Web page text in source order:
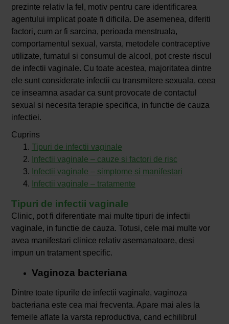
prezinte relativ la fel, motiv pentru care identificarea
agentului implicat poate fi dificila. De asemenea, diferiti
factori, cum ar fi sarcina, perioada menstruala,
comportamentul sexual, varsta, metodele contraceptive
utilizate, fumatul si consumul de alcool, pot creste riscul
de infectii vaginale. Cu toate acestea, majoritatea dintre
ele sunt considerate infectii cu transmitere sexuala, ceea
ce inseamna asadar ca sunt provocate de contactul
sexual si necesita terapie specifica, in functie de cauza
infectiei.
Cuprins
Tipuri de infectii vaginale
Infectii vaginale – cauze si factori de risc
Infectii vaginale – simptome si manifestari
Infectii vaginale – tratamente
Tipuri de infectii vaginale
Clinic, pot fi diferentiate mai multe tipuri de infectii
vaginale, in functie de cauza. Totusi, cele mai multe vor
avea manifestari clinice relativ asemanatoare, desi
impun un tratament specific.
Vaginoza bacteriana
Dintre toate tipurile de infectii vaginale, vaginoza
bacteriana este cea mai frecventa. Apare mai ales la
femeile aflate la varsta reproductiva, cand echilibrul